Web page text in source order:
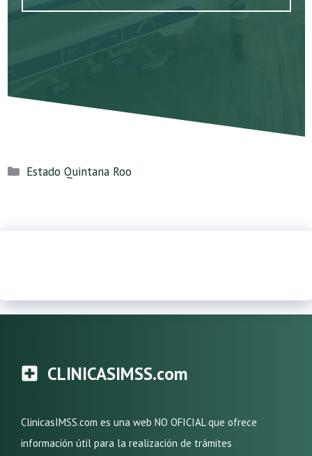
Categorías
Estado Quintana Roo
CLINICASIMSS.com
ClinicasIMSS.com es una web NO OFICIAL que ofrece
información útil para la realización de trámites